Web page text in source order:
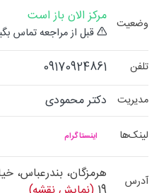
وضعیت مرکز الان باز است
قبل از مراجعه تماس
تلفن
09170924861
مدیریت دکتر محمودی
لینک‌ها اینستاگرام
آدرس
هرمزگان، بندرعباس،